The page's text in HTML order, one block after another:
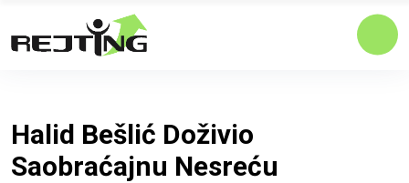
Halid Bešlić Doživio
Saobraćajnu Nesreću